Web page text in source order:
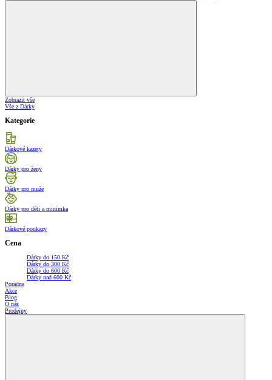
Zobrazit vše
Vše z Dárky
Kategorie
Dárkové kazety
Dárky pro ženy
Dárky pro muže
Dárky pro děti a minimka
Dárkové poukazy
Cena
Dárky do 150 Kč
Dárky do 300 Kč
Dárky do 600 Kč
Dárky nad 600 Kč
Poradna
Akce
Blog
O nás
Prodejny